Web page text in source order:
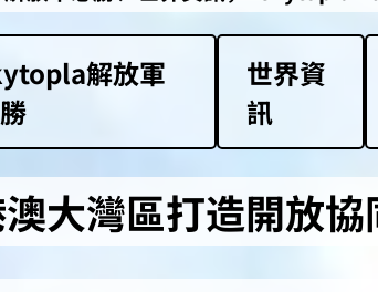
解放軍
世界資
訊
大灣區打造開放